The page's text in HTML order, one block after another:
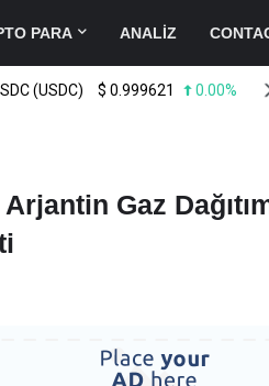
PARA ANALİZ
$0.999621 0.00%
Gaz